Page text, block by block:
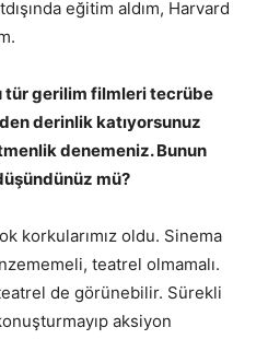
eğitim aldım, Harvard
tür gerilim filmleri tecrübe
derinlik katıyorsunuz
denemeniz. Bunun
mü?
korkularımız oldu. Sinema
teatrel olmamalı.
de görünebilir. Sürekli
aksiyon